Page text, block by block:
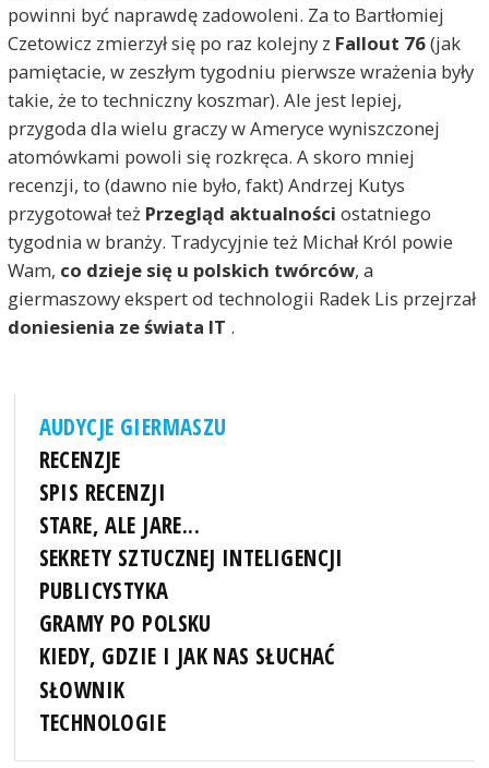
powinni być naprawdę zadowoleni. Za to Bartłomiej
Czetowicz zmierzył się po raz kolejny z Fallout 76(jak
pamiętacie, w zeszłym tygodniu pierwsze wrażenia były
takie, że to techniczny koszmar). Ale jest lepiej,
przygoda dla wielu graczy w Ameryce wyniszczonej
atomówkami powoli się rozkręca. A skoro mniej
recenzji, to (dawno nie było, fakt) Andrzej Kutys
przygotował też Przegląd aktualności ostatniego
tygodnia w branży. Tradycyjnie też Michał Król powie
Wam, co dzieje się u polskich twórców, a
giermaszowy ekspert od technologii Radek Lis przejrzał
doniesienia ze świata IT .
AUDYCJE GIERMASZU
RECENZJE
SPIS RECENZJI
STARE, ALE JARE...
SEKRETY SZTUCZNEJ INTELIGENCJI
PUBLICYSTYKA
GRAMY PO POLSKU
KIEDY, GDZIE I JAK NAS SŁUCHAĆ
SŁOWNIK
TECHNOLOGIE